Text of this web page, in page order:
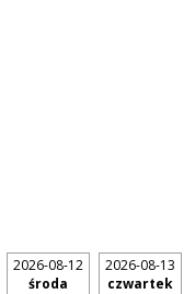
2026-08-12
środa
2026-08-13
czwartek